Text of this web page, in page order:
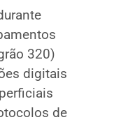
320)
digitais
de